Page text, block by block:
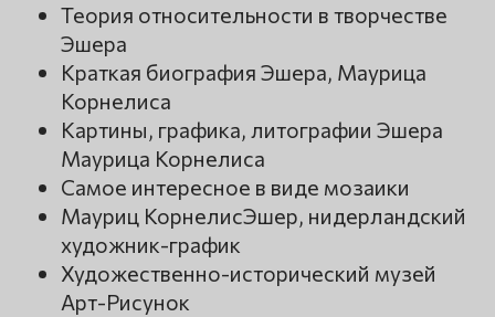
Теория относительности в творчестве
Эшера
Краткая биография Эшера, Маурица
Корнелиса
Картины, графика, литографии Эшера
Маурица Корнелиса
Самое интересное в виде мозаики
Мауриц КорнелисЭшер, нидерландский
художник-график
Художественно-исторический музей
Арт-Рисунок